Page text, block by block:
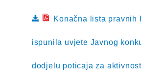
Konačna lista pravnih
ispunila uvjete Javnog
dodjelu poticaja za